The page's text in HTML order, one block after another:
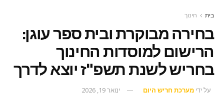
בית חינוך
בחירה מבוקרת ובית ספר עוגן:
הרישום למוסדות החינוך
בחריש לשנת תשפ"ז יוצא לדרך
על ידי מערכת חריש היום ינואר 19, 2026